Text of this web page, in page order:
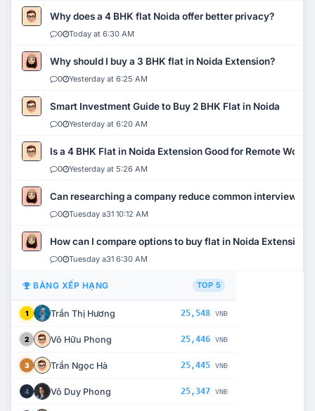
Why does a 4 BHK flat Noida offer better privacy?
0 Today at 6:30 AM
Why should I buy a 3 BHK flat in Noida Extension?
0 Yesterday at 6:25 AM
Smart Investment Guide to Buy 2 BHK Flat in Noida
0 Yesterday at 6:20 AM
Is a 4 BHK Flat in Noida Extension Good for Remote Work?
0 Yesterday at 5:26 AM
Can researching a company reduce common interview
0 Tuesday a31 10:12 AM
How can I compare options to buy flat in Noida Extension?
0 Tuesday a31 6:30 AM
BẢNG XẾP HẠNG TOP 5
1 Trần Thị Hương 25,548 VNĐ
2 Võ Hữu Phong 25,446 VNĐ
3 Trần Ngọc Hà 25,445 VNĐ
4 Võ Duy Phong 25,347 VNĐ